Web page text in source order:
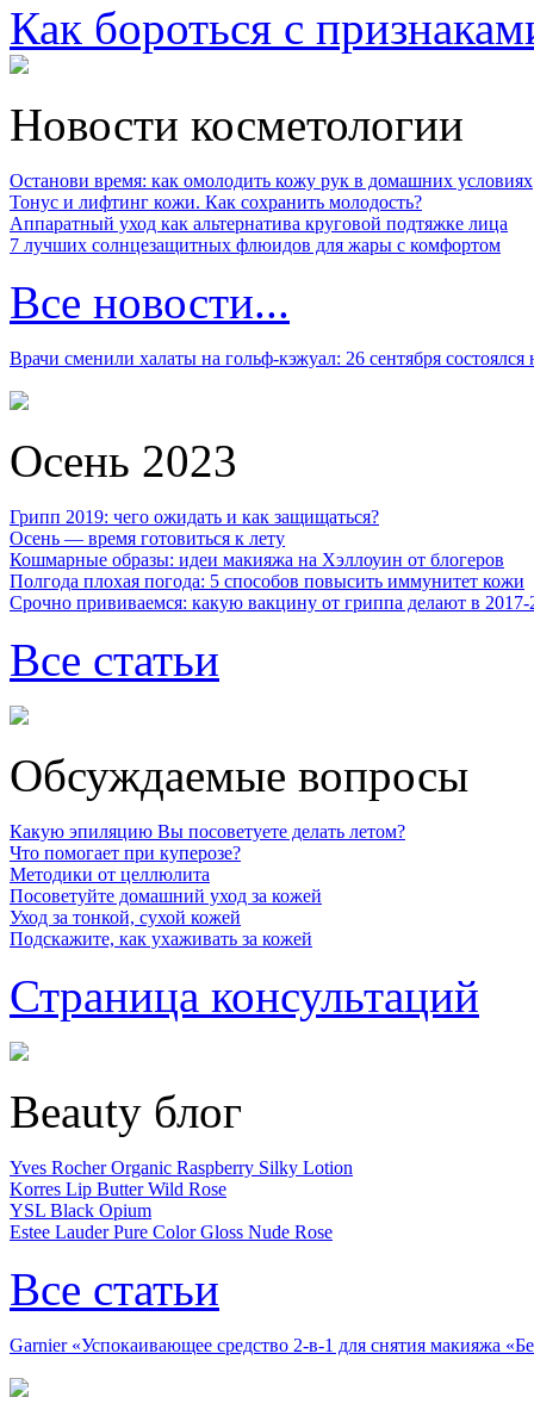
Как бороться с
Новости косметологии
Останови время: как омолодить кожу рук в домашних условиях
Тонус и лифтинг кожи. Как сохранить молодость?
Аппаратный уход как альтернатива круговой подтяжке лица
7 лучших солнцезащитных флюидов для жары с комфортом
Все новости...
Врачи сменили халаты на гольф-кэжуал: 26 сентября
Осень 2023
Грипп 2019: чего ожидать и как защищаться?
Осень — время готовиться к лету
Кошмарные образы: идеи макияжа на Хэллоуин от блогеров
Полгода плохая погода: 5 способов повысить иммунитет кожи
Срочно прививаемся: какую вакцину от гриппа делают в 2017-
Все статьи
Обсуждаемые вопросы
Какую эпиляцию Вы посоветуете делать летом?
Что помогает при куперозе?
Методики от целлюлита
Посоветуйте домашний уход за кожей
Уход за тонкой, сухой кожей
Подскажите, как ухаживать за кожей
Страница консультаций
Beauty блог
Yves Rocher Organic Raspberry Silky Lotion
Korres Lip Butter Wild Rose
YSL Black Opium
Estee Lauder Pure Color Gloss Nude Rose
Все статьи
Garnier «Успокаивающее средство 2-в-1 для снятия макияжа